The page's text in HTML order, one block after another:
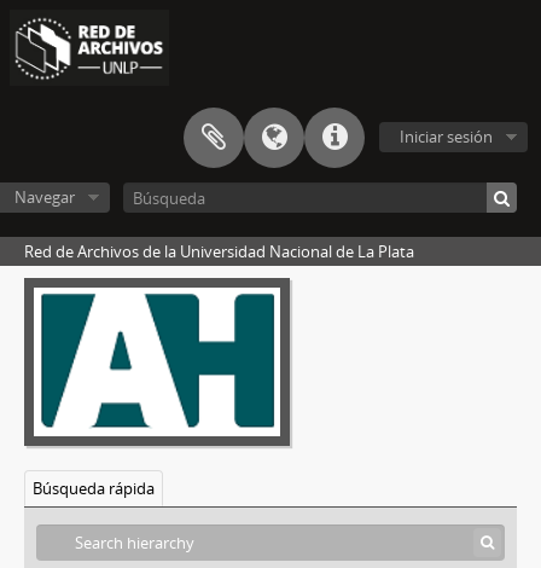
Iniciar sesión
Navegar
Red de Archivos de la Universidad Nacional de La Plata
Búsqueda rápida
[Unidad documental simple] Tareas de conservación sobre planos históricos
[Unidad documental simple] Tareas de conservación sobre planos históricos
[Unidad documental simple] Tareas de conservación sobre planos históricos
[Unidad documental simple] Tareas de conservación sobre planos históricos
[Unidad documental simple] image 15
image 02
image 03
image 04
[Unidad documental simple] Organización del espacio de conservación de planos históricos
[Unidad documental simple] Organización del espacio de conservación de planos históricos
[Unidad documental simple] Organización del espacio de conservación de planos históricos
[Unidad documental simple] Organización del espacio de conservación de planos históricos